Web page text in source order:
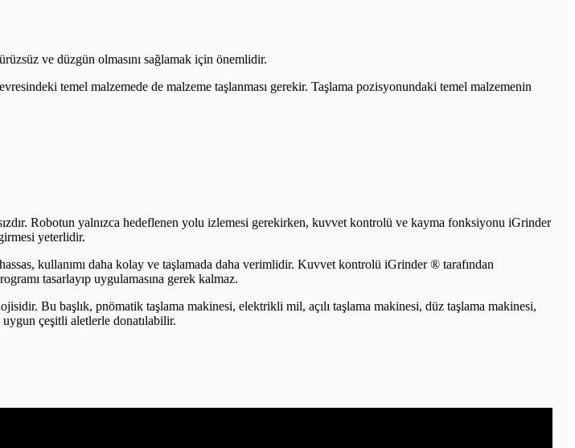
ve düzgün olmasını sağlamak için önemlidir.
temel malzemede de malzeme taşlanması gerekir. Taşlama pozisyonundaki temel malzemenin
Robotun yalnızca hedeflenen yolu izlemesi gerekirken, kuvvet kontrolü ve kayma fonksiyonu iGrinder
yeterlidir.
kullanımı daha kolay ve taşlamada daha verimlidir. Kuvvet kontrolü iGrinder ® tarafından
tasarlayıp uygulamasına gerek kalmaz.
Bu başlık, pnömatik taşlama makinesi, elektrikli mil, açılı taşlama makinesi, düz taşlama makinesi,
çeşitli aletlerle donatılabilir.